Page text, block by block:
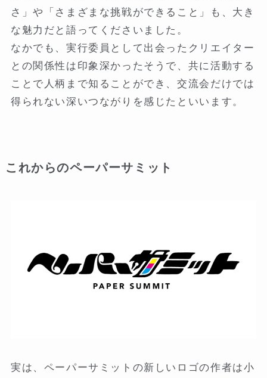
さ」や「さまざまな挑戦ができること」も、大き
な魅力だと語ってくださいました。
なかでも、実行委員として出会ったクリエイター
との関係性は印象深かったそうで、共に活動する
ことで人柄まで知ることができ、交流会だけでは
得られない深いつながりを感じたといいます。
これからのペーパーサミット
実は、ペーパーサミットの新しいロゴの作者は小